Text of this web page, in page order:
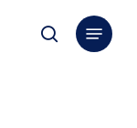
search
Menu
Close